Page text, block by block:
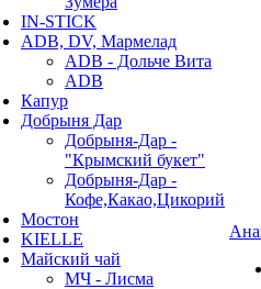
IN-STICK
ADB, DV, Мармелад
ADB - Дольче Вита
ADB
Капур
Добрыня Дар
Добрыня-Дар -
"Крымский букет"
Добрыня-Дар -
Кофе,Какао,Цикорий
Мостон
KIELLE
Майский чай
МЧ - Лисма